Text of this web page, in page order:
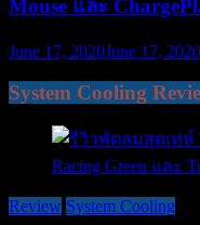
Mouse และ
June 17, 2020June 17, 2020
System Cooling
Review System Cooling